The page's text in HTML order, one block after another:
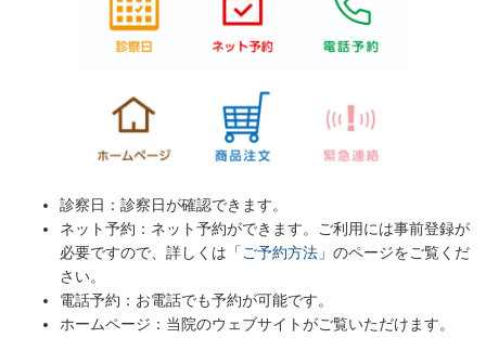
診察日：診察日が確認できます。
ネット予約：ネット予約ができます。ご利用には事前登録が
必要ですので、詳しくは「ご予約方法 」のページをご覧くだ
さい。
電話予約：お電話でも予約が可能です。
ホームページ：当院のウェブサイトがご覧いただけます。